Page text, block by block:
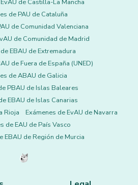
de Castilla-La Mancha
de PAU de Cataluña
de Comunidad Valenciana
de Comunidad de Madrid
EBAU de Extremadura
de Fuera de España (UNED)
de ABAU de Galicia
PBAU de Islas Baleares
EBAU de Islas Canarias
Rioja
Exámenes de EvAU de Navarra
de EAU de País Vasco
EBAU de Región de Murcia